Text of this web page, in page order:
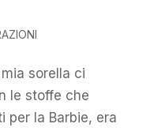
sorella ci
le stoffe che
per la Barbie, era